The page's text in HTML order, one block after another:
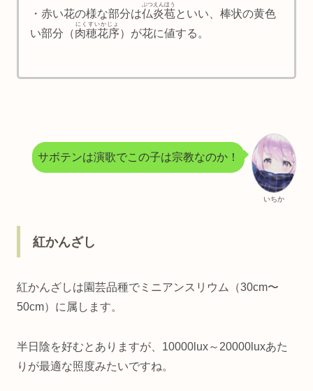
・赤い花の様な部分は仏炎苞
ぶつえんほう
といい、棒状の黄色
い部分（肉穂花序
にくすいかじょ
）が花に値する。
いちか
サボテンは演歌でこの子は宗教なのか！
紅かんざし
紅かんざしは園芸品種でミニアンスリウム（30cm〜
50cm）に属します。
半日陰を好むとありますが、10000lux～20000luxあた
りが最適な照度みたいですね。